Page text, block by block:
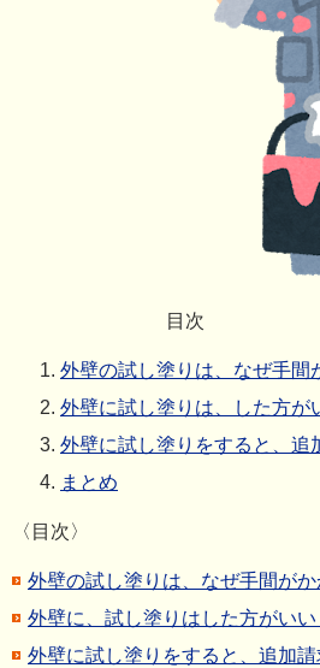
目次
外壁の試し塗りは、なぜ手間
外壁に試し塗りは、した方が
外壁に試し塗りをすると、追
まとめ
〈目次〉
外壁の試し塗りは、なぜ手間がか
外壁に、試し塗りはした方がいい
外壁に試し塗りをすると、追加請